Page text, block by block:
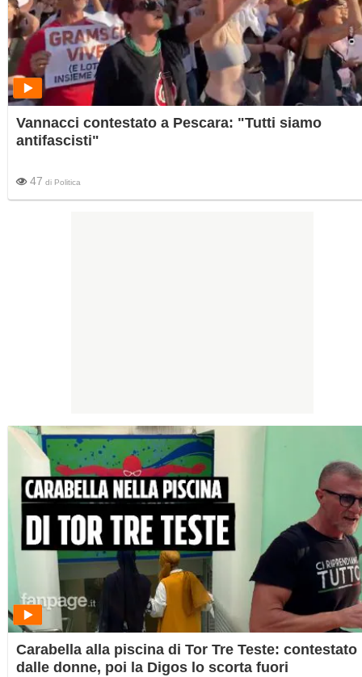
Vannacci contestato a Pescara: "Tutti siamo
antifascisti"
47 di Politica
Carabella alla piscina di Tor Tre Teste: contestato
dalle donne, poi la Digos lo scorta fuori